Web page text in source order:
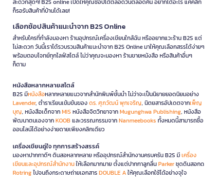
สะดวกสุดๆ! B2S online เปิดให้คุณช้อปได้ตลอดวันตลอดคืน อยากได้อะไร แค่คลิก
ก็รอรับสินค้าที่บ้านได้เลย!
เลือกช้อปสินค้าแนะนำจาก B2S Online
สำหรับใครที่กำลังมองหา ร้านอุปกรณ์เครื่องเขียนใกล้ฉัน หรืออยากแวะร้าน B2S แต่
ไม่สะดวก วันนี้เราได้รวบรวมสินค้าแนะนำจาก B2S Online มาให้คุณเลือกสรรได้ง่ายๆ
พร้อมตอบโจทย์ทุกไลฟ์สไตล์ ไม่ว่าคุณจะมองหา ร้านขายหนังสือ หรือสินค้าอื่นๆ
ก็ตาม
หนังสือหลากหลายสไตล์
B2S มีหนังสือหลากหลายแนวจากสำนักพิมพ์ชั้นนำ ไม่ว่าจะเป็นนิยายยอดนิยมอย่าง
Lavender, ตำราเรียนเข้มข้นของดร. ศุภวัฒน์ พุกเจริญ, นิตยสารอัปเดตจากเพ็ญ
บุญ, หนังสือเด็กจากMIS หนังสือจิตวิทยาจากMugunghwa Publishing, หนังสือ
พัฒนาตนเองจากKOOB และวรรณกรรมจากNanmeebooks ทั้งหมดนี้สามารถซื้อ
ออนไลน์ได้อย่างง่ายดายเพียงคลิกเดียว
เครื่องเขียนคู่ใจ ทุกการสร้างสรรค์
มองหาปากกาดีๆ ดินสอหลากหลาย หรืออุปกรณ์สำนักงานครบครัน B2S มีเครื่อง
เขียนและอุปกรณ์สำนักงานให้เลือกมากมาย ตั้งแต่ปากกาลูกลื่นParkerชุดดินสอกด
Rotringไปจนถึงกระดาษถ่ายเอกสารDOUBLE Aให้คุณเลือกใช้ได้อย่างจุใจ